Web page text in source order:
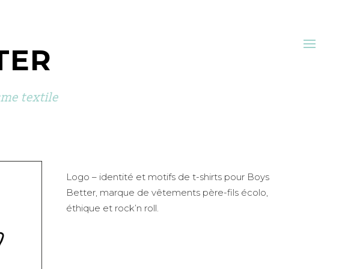
textile
Logo – identité et motifs de t-shirts pour Boys
Better, marque de vêtements père-fils écolo,
éthique et rock’n roll.